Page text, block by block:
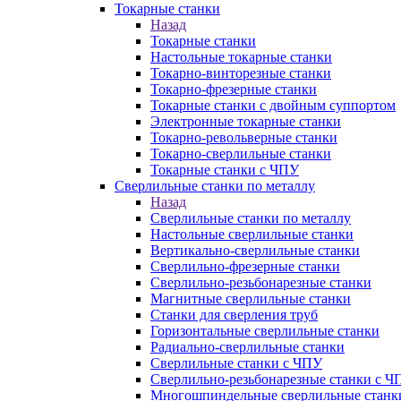
Токарные станки
Назад
Токарные станки
Настольные токарные станки
Токарно-винторезные станки
Токарно-фрезерные станки
Токарные станки с двойным суппортом
Электронные токарные станки
Токарно-револьверные станки
Токарно-сверлильные станки
Токарные станки с ЧПУ
Сверлильные станки по металлу
Назад
Сверлильные станки по металлу
Настольные сверлильные станки
Вертикально-сверлильные станки
Сверлильно-фрезерные станки
Сверлильно-резьбонарезные станки
Магнитные сверлильные станки
Станки для сверления труб
Горизонтальные сверлильные станки
Радиально-сверлильные станки
Сверлильные станки с ЧПУ
Сверлильно-резьбонарезные станки с
Многошпиндельные сверлильные